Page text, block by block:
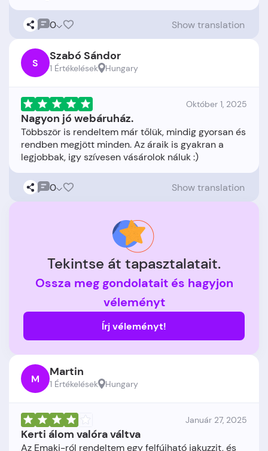
0 Show translation
S Szabó Sándor
1 Értékelések Hungary
Október 1, 2025
Nagyon jó webáruház.
Többször is rendeltem már tőlük, mindig gyorsan és
rendben megjött minden. Az áraik is gyakran a
0 Show translation
Tekintse át tapasztalatait.
Ossza meg gondolatait és hagyjon
véleményt
Írj véleményt!
M Martin
1 Értékelések Hungary
Január 27, 2025
Kerti álom valóra váltva
Az Emaki-ról rendeltem egy felfújható jakuzzit, és